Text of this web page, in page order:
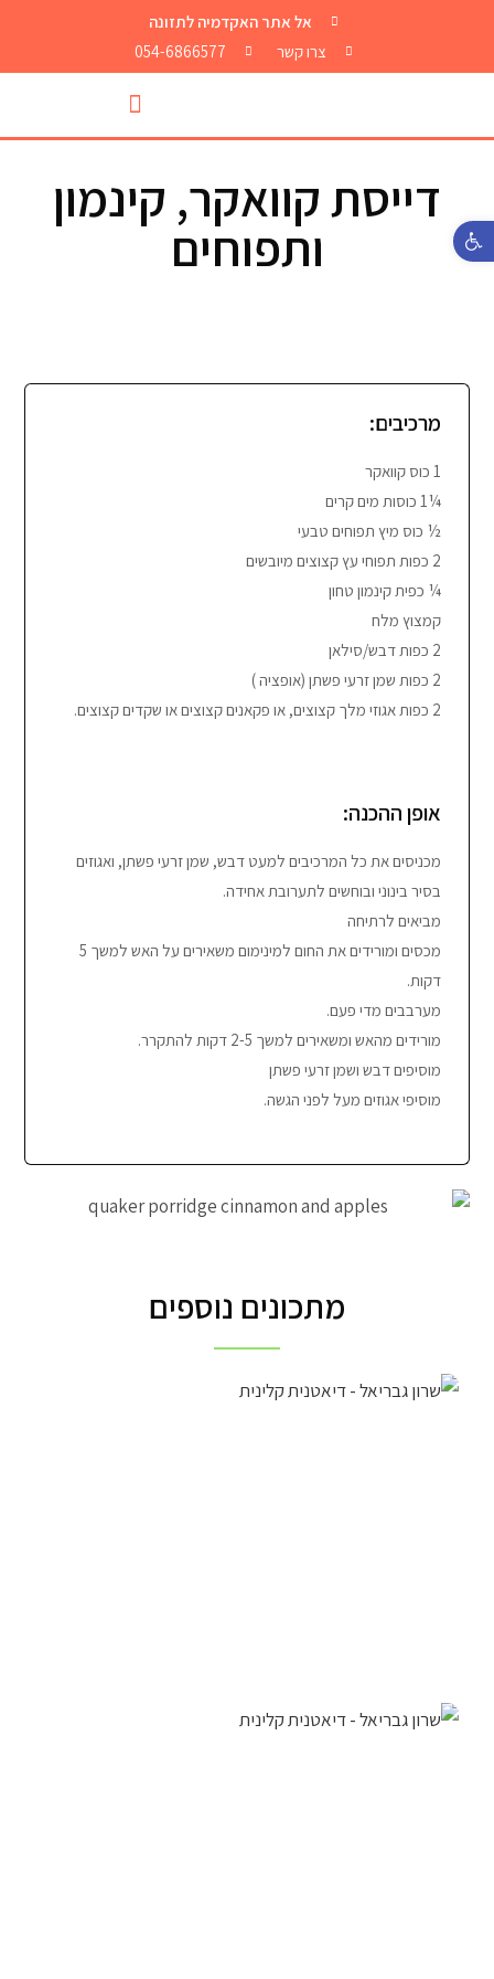
אל אתר האקדמיה לתזונה
צרו קשר
054-6866577
דייסת קוואקר, קינמון
ותפוחים
מרכיבים:
1 כוס קוואקר
¼1 כוסות מים קרים
½ כוס מיץ תפוחים טבעי
2 כפות תפוחי עץ קצוצים מיובשים
¼ כפית קינמון טחון
קמצוץ מלח
2 כפות דבש/סילאן
2 כפות שמן זרעי פשתן (אופציה )
2 כפות אגוזי מלך קצוצים, או פקאנים קצוצים או שקדים קצוצים.
אופן ההכנה:
מכניסים את כל המרכיבים למעט דבש, שמן זרעי פשתן, ואגוזים
בסיר בינוני ובוחשים לתערובת אחידה.
מביאים לרתיחה
מכסים ומורידים את החום למינימום משאירים על האש למשך 5
דקות.
מערבבים מדי פעם.
מורידים מהאש ומשאירים למשך 2-5 דקות להתקרר.
מוסיפים דבש ושמן זרעי פשתן
מוסיפי אגוזים מעל לפני הגשה.
מתכונים נוספים